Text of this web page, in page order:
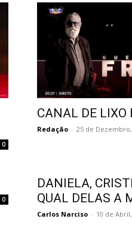
0
CANAL DE LIXO
Redação - 25 de Dezembro,
0
DANIELA,
QUAL DELAS A
Carlos Narciso - 10 de